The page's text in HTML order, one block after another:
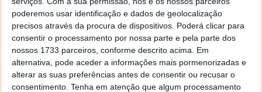
poderemos usar identificação e dados de geolocalização
precisos através da procura de dispositivos. Poderá clicar para
consentir o processamento por nossa parte e pela parte dos
nossos 1733 parceiros, conforme descrito acima. Em
alternativa, pode aceder a informações mais pormenorizadas e
alterar as suas preferências antes de consentir ou recusar o
consentimento. Tenha em atenção que algum processamento
espera sem quaisquer custos adicionais. Assim, se
houver atrasos, o cliente não será cobrado.
O Uber Reserve é exclusivo dos clientes Uber Black e
Uber Black SUV e apenas está disponível em alguns
aeroportos nos EUA.